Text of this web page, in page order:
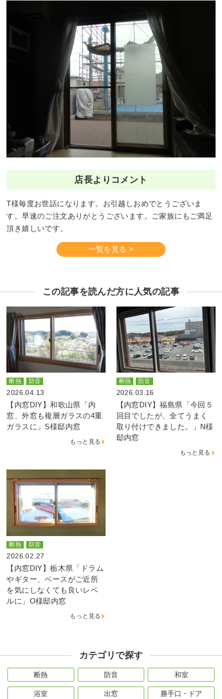
店長よりコメント
T様毎度お世話になります。お引越しおめでとうございま
す。早速のご注文ありがとうございます。ご家族にもご満足
頂き嬉しいです。
一覧を見る >
この記事を読んだ方に人気の記事
断熱 防音
2026.04.13
【内窓DIY】和歌山県「内
窓、外窓も複層ガラスの4重
ガラスに」S様邸内窓
もっと見る
断熱 防音
2026.03.16
【内窓DIY】福島県「今回５
回目でしたが、全てうまく
取り付けできました。」N様
邸内窓
もっと見る
断熱 防音
2026.02.27
【内窓DIY】栃木県「ドラム
やギター、ベースがご近所
を気にしなくても良いレベ
ルに」O様邸内窓
もっと見る
カテゴリで探す
断熱 防音 和室
浴室 出窓 勝手口・ドア